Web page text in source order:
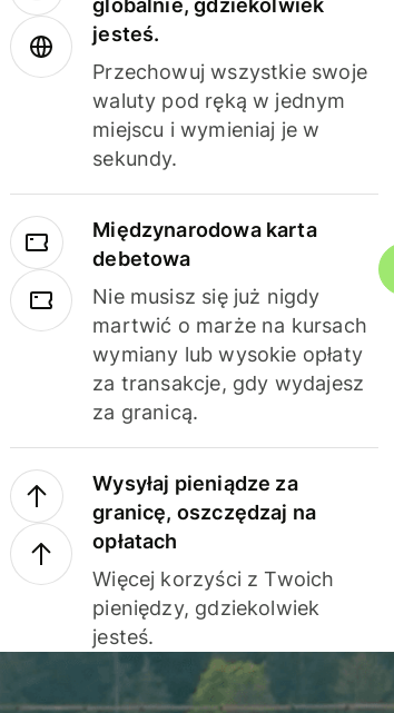
jesteś.
Przechowuj wszystkie swoje
waluty pod ręką w jednym
miejscu i wymieniaj je w
sekundy.
Międzynarodowa karta
debetowa
Nie musisz się już nigdy
martwić o marże na kursach
wymiany lub wysokie opłaty
za transakcje, gdy wydajesz
za granicą.
Wysyłaj pieniądze za
granicę, oszczędzaj na
opłatach
Więcej korzyści z Twoich
pieniędzy, gdziekolwiek
jesteś.